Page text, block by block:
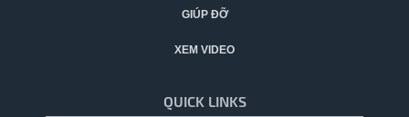
GIÚP ĐỠ
XEM VIDEO
QUICK LINKS